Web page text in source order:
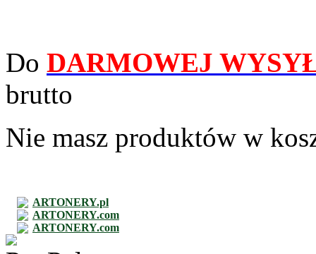
Do DARMOWEJ
brutto
Nie masz produktów w
ARTONERY.pl
ARTONERY.com
ARTONERY.com